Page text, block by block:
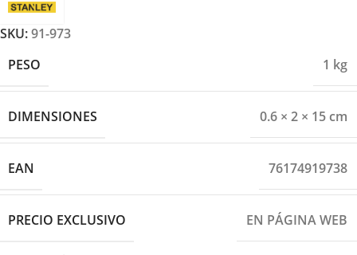
SKU:91-973
PESO
1 kg
DIMENSIONES 0.6 × 2 × 15 cm
EAN 76174919738
PRECIO EXCLUSIVO EN PÁGINA WEB